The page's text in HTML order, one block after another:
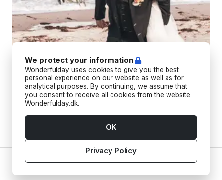
TORC STUDIO
Skab uforglemmelige minder med drømmende fotografi, der
fanger din unikke essens og livets store øjeblikke.
We protect your information
Wonderfulday uses cookies to give you the best
personal experience on our website as well as for
analytical purposes. By continuing, we assume that
you consent to receive all cookies from the website
Wonderfulday.dk.
Privacy Policy
OK